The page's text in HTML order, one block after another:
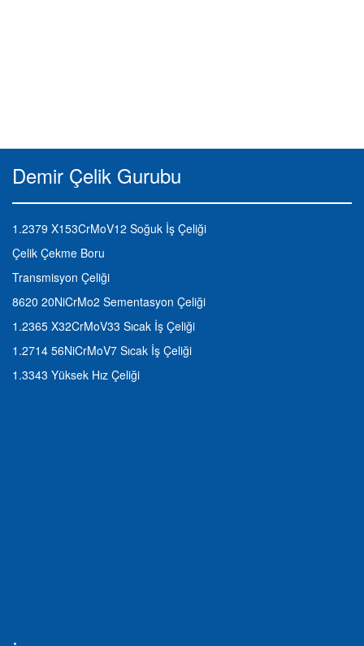
Demir Çelik Gurubu
1.2379 X153CrMoV12 Soğuk İş Çeliği
Çelik Çekme Boru
Transmisyon Çeliği
8620 20NiCrMo2 Sementasyon Çeliği
1.2365 X32CrMoV33 Sıcak İş Çeliği
1.2714 56NiCrMoV7 Sıcak İş Çeliği
1.3343 Yüksek Hız Çeliği